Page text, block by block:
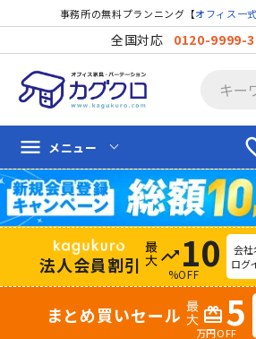
事務所の無料プランニング【オフィス一
全国対応 0120-9999-
menu メニュー
法人会員割引 trending_up 10
%OFF
会社
ログ
まとめ買いセール redeem 5
万円OFF